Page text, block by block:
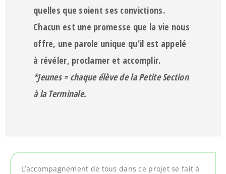
quelles que soient ses convictions.
Chacun est une promesse que la vie nous
offre, une parole unique qu’il est appelé
à révéler, proclamer et accomplir.
*Jeunes = chaque élève de la Petite Section
à la Terminale.
L’accompagnement de tous dans ce projet se fait à